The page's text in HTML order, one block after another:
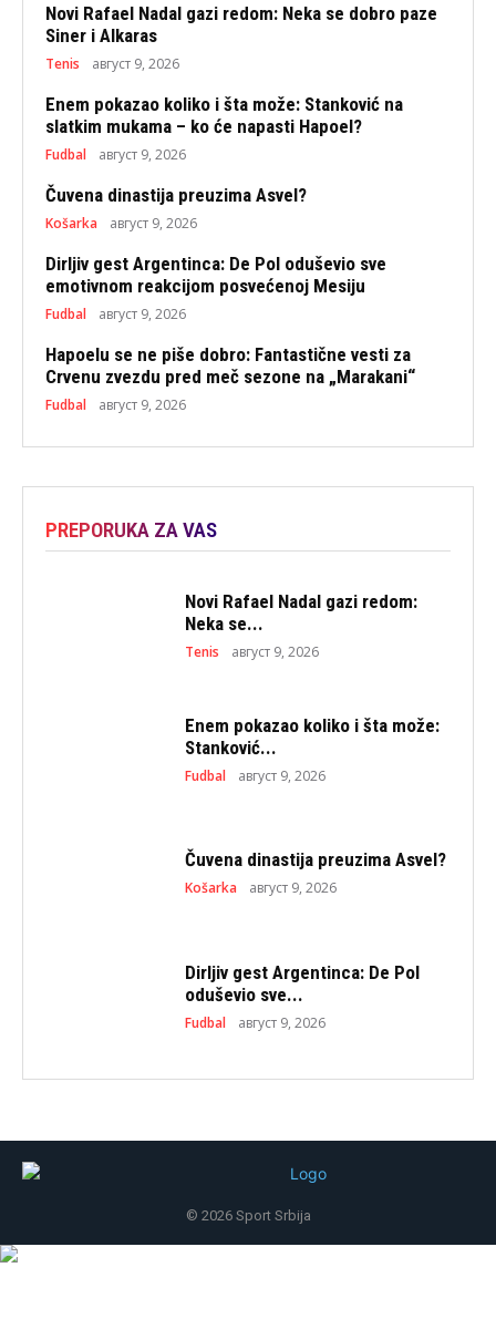
Novi Rafael Nadal gazi redom: Neka se dobro paze
Siner i Alkaras
Tenis август 9, 2026
Enem pokazao koliko i šta može: Stanković na
slatkim mukama – ko će napasti Hapoel?
Fudbal август 9, 2026
Čuvena dinastija preuzima Asvel?
Košarka август 9, 2026
Dirljiv gest Argentinca: De Pol oduševio sve
emotivnom reakcijom posvećenoj Mesiju
Fudbal август 9, 2026
Hapoelu se ne piše dobro: Fantastične vesti za
Crvenu zvezdu pred meč sezone na „Marakani“
Fudbal август 9, 2026
PREPORUKA ZA VAS
Novi Rafael Nadal gazi redom:
Neka se...
Tenis август 9, 2026
Enem pokazao koliko i šta može:
Stanković...
Fudbal август 9, 2026
Čuvena dinastija preuzima Asvel?
Košarka август 9, 2026
Dirljiv gest Argentinca: De Pol
oduševio sve...
Fudbal август 9, 2026
© 2026 Sport Srbija